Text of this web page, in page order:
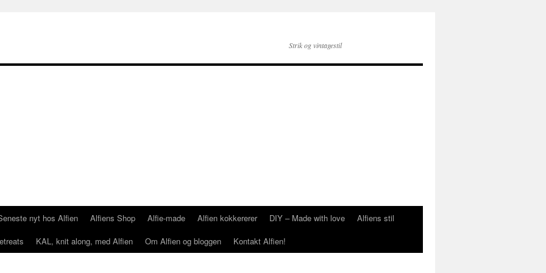
Strik og vintagestil
nyt hos Alfien Alfiens Shop Alfie-made Alfien kokkererer DIY – Made with love
Alfiens stil
KAL, knit along, med Alfien Om Alfien og bloggen Kontakt Alfien!